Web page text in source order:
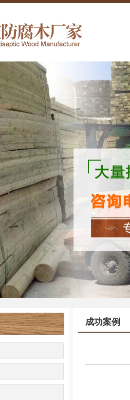
成功案例